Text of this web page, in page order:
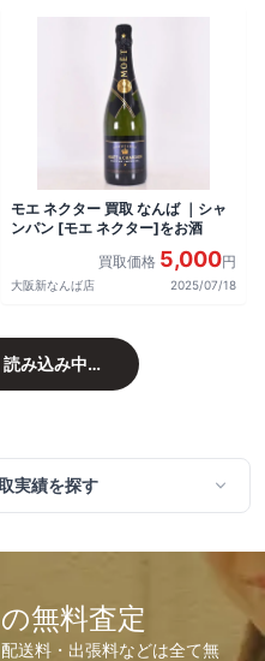
モエ ネクター 買取 なんば ｜シャ
ンパン [モエ ネクター]をお酒
買取価格 5,000円
大阪新なんば店 2025/07/18
読み込み中…
実績を探す
の無料査定
送料・出張料などは全て無